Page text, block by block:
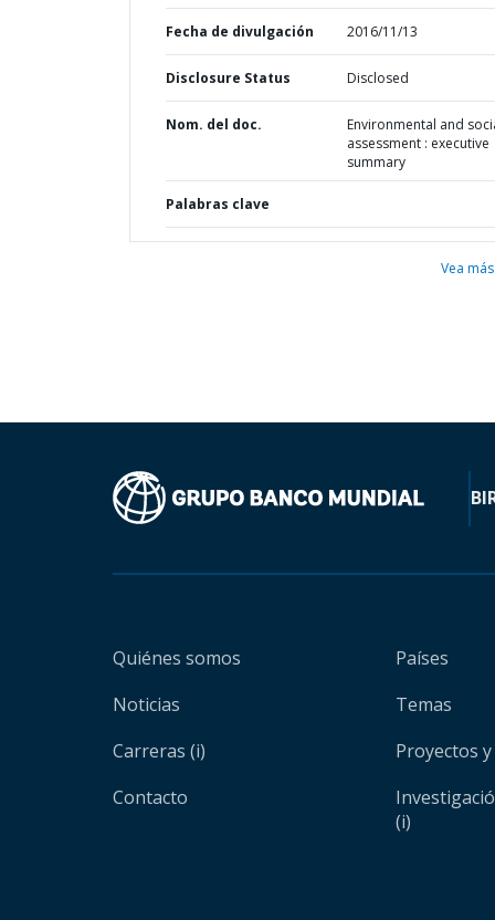
Fecha de divulgación 2016/11/13
Disclosure Status Disclosed
Nom. del doc.
Environmental and
assessment : executive
summary
Palabras clave
Vea más
Quiénes somos
Noticias
Carreras (i)
Contacto
Países
Temas
Proyectos
(i)